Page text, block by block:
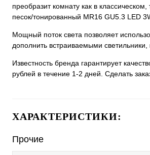
преобразит комнату как в
песок/тонированный MR16 GU5.3 LED
Мощный поток света позволяет
дополнить встраиваемыми
Известность бренда гарантирует
рублей в течение 1-2 дней. Сделать
ХАРАКТЕРИСТИКИ:
Прочие